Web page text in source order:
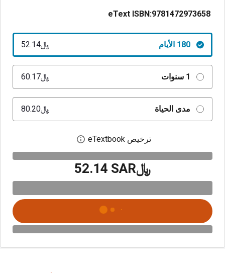
eText ISBN:9781472973658
180 الأيام ﷼‎52.14
1 سنوات ﷼‎60.17
مدى الحياة ﷼‎80.20
ترخيص eTextbook افتح مربع حوار
﷼‎52.14 SAR